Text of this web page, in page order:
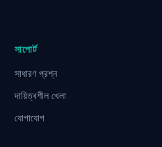
সাপোর্ট
সাধারণ প্রশ্ন
দায়িত্বশীল খেলা
যোগাযোগ